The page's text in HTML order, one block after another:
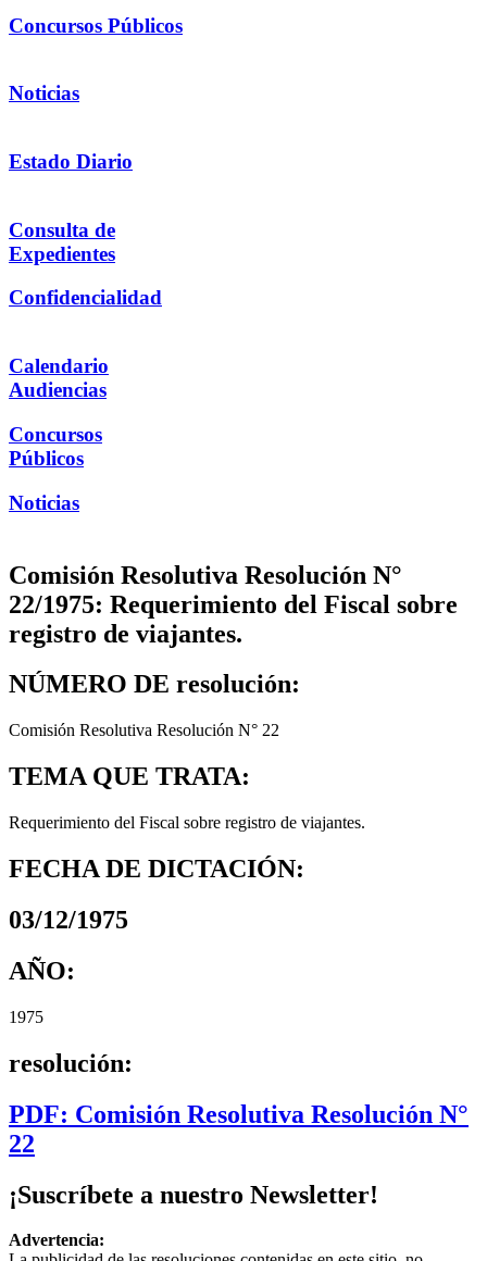
Concursos Públicos
Noticias
Estado Diario
Consulta de
Expedientes
Confidencialidad
Calendario
Audiencias
Concursos
Públicos
Noticias
Comisión Resolutiva Resolución N°
22/1975: Requerimiento del Fiscal sobre
registro de viajantes.
NÚMERO DE resolución:
Comisión Resolutiva Resolución N° 22
TEMA QUE TRATA:
Requerimiento del Fiscal sobre registro de viajantes.
FECHA DE DICTACIÓN:
03/12/1975
AÑO:
1975
resolución:
PDF: Comisión Resolutiva Resolución N°
22
¡Suscríbete a nuestro Newsletter!
Advertencia: